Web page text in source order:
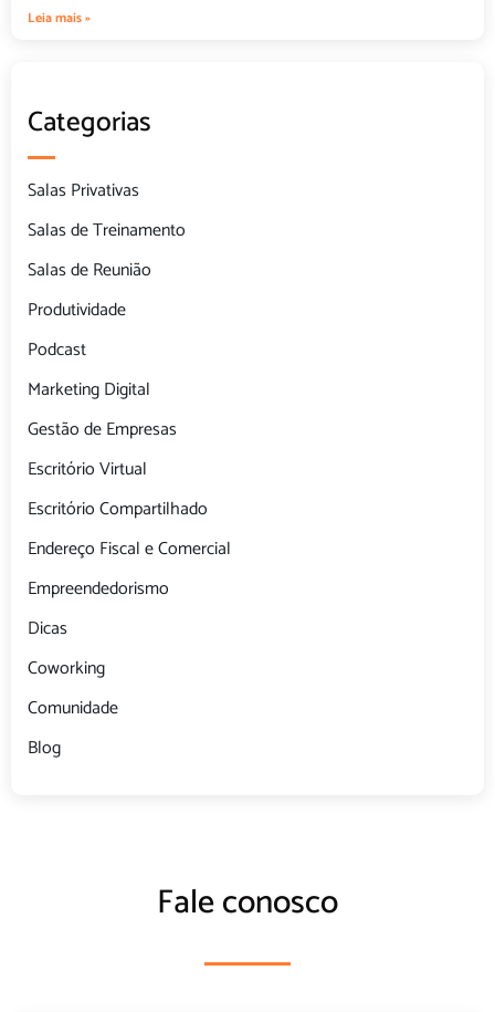
Leia mais »
Categorias
Salas Privativas
Salas de Treinamento
Salas de Reunião
Produtividade
Podcast
Marketing Digital
Gestão de Empresas
Escritório Virtual
Escritório Compartilhado
Endereço Fiscal e Comercial
Empreendedorismo
Dicas
Coworking
Comunidade
Blog
Fale conosco